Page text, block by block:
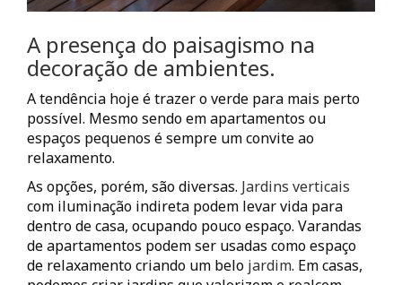
A presença do paisagismo na
decoração de ambientes.
A tendência hoje é trazer o verde para mais perto
possível. Mesmo sendo em apartamentos ou
espaços pequenos é sempre um convite ao
relaxamento.
As opções, porém, são diversas. Jardins verticais
com iluminação indireta podem levar vida para
dentro de casa, ocupando pouco espaço. Varandas
de apartamentos podem ser usadas como espaço
de relaxamento criando um belo jardim. Em casas,